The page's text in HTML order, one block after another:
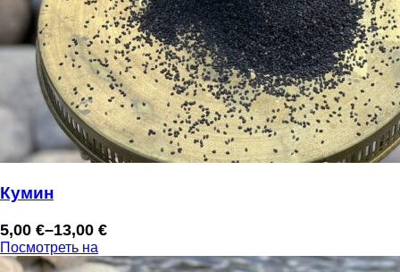
Кумин
5,00 €–13,00 €
Диапазон
цен:
Посмотреть на